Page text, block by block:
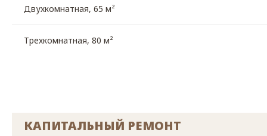
Двухкомнатная, 65 м²
Трехкомнатная, 80 м²
КАПИТАЛЬНЫЙ РЕМОНТ